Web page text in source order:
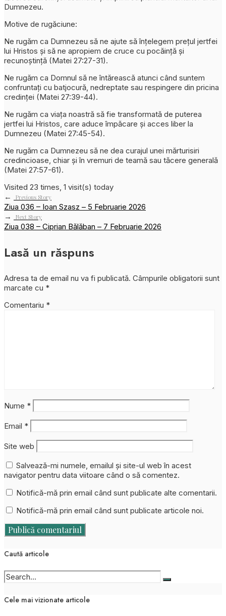
Dumnezeu.
Motive de rugăciune:
Ne rugăm ca Dumnezeu să ne ajute să înțelegem prețul jertfei
lui Hristos și să ne apropiem de cruce cu pocăință și
recunoștință (Matei 27:27-31).
Ne rugăm ca Domnul să ne întărească atunci când suntem
confruntați cu batjocură, nedreptate sau respingere din pricina
credinței (Matei 27:39-44).
Ne rugăm ca viața noastră să fie transformată de puterea
jertfei lui Hristos, care aduce împăcare și acces liber la
Dumnezeu (Matei 27:45-54).
Ne rugăm ca Dumnezeu să ne dea curajul unei mărturisiri
credincioase, chiar și în vremuri de teamă sau tăcere generală
(Matei 27:57-61).
Visited 23 times, 1 visit(s) today
←
Previous Story
Ziua 036 – Ioan Szasz – 5 Februarie 2026
→
Next Story
Ziua 038 – Ciprian Bălăban – 7 Februarie 2026
Lasă un răspuns
Adresa ta de email nu va fi publicată. Câmpurile obligatorii sunt
marcate cu *
Comentariu *
Nume *
Email *
Site web
Salvează-mi numele, emailul și site-ul web în acest
navigator pentru data viitoare când o să comentez.
Notifică-mă prin email când sunt publicate alte comentarii.
Notifică-mă prin email când sunt publicate articole noi.
Caută articole
Cele mai vizionate articole